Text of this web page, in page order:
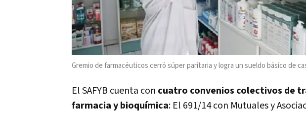
Gremio de farmacéuticos cerró súper paritaria y logra un sueldo básico de
El SAFYB cuenta con cuatro convenios colectivos de
farmacia y bioquímica: El 691/14 con Mutuales y